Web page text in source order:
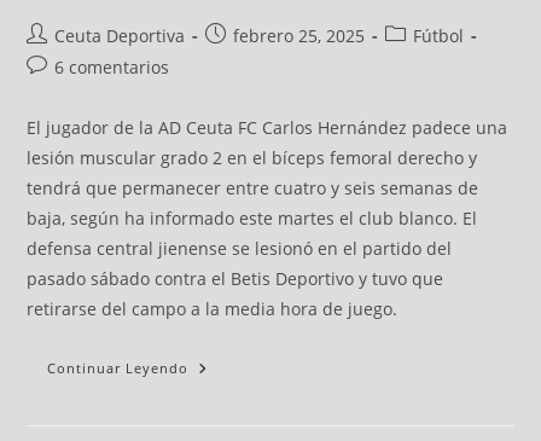
Ceuta Deportiva febrero 25, 2025
Fútbol
6 comentarios
El jugador de la AD Ceuta FC Carlos Hernández padece una
lesión muscular grado 2 en el bíceps femoral derecho y
tendrá que permanecer entre cuatro y seis semanas de
baja, según ha informado este martes el club blanco. El
defensa central jienense se lesionó en el partido del
pasado sábado contra el Betis Deportivo y tuvo que
retirarse del campo a la media hora de juego.
Continuar Leyendo